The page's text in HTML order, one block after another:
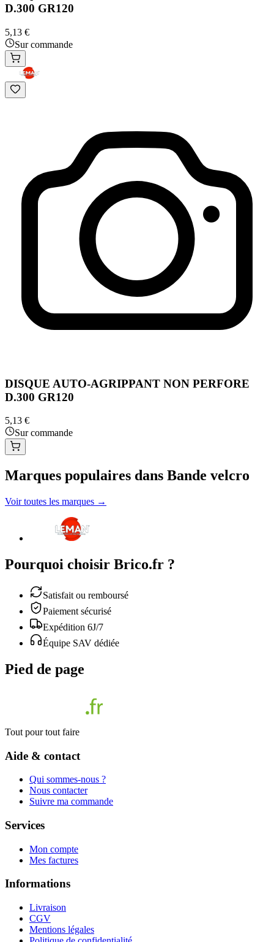
D.300 GR120
5,13 €
Sur commande
DISQUE AUTO-AGRIPPANT NON PERFORE
D.300 GR120
5,13 €
Sur commande
Marques populaires dans Bande velcro
Voir toutes les marques →
Pourquoi choisir Brico.fr ?
Satisfait ou remboursé
Paiement sécurisé
Expédition 6J/7
Équipe SAV dédiée
Pied de page
Tout pour tout faire
Aide & contact
Qui sommes-nous ?
Nous contacter
Suivre ma commande
Services
Mon compte
Mes factures
Informations
Livraison
CGV
Mentions légales